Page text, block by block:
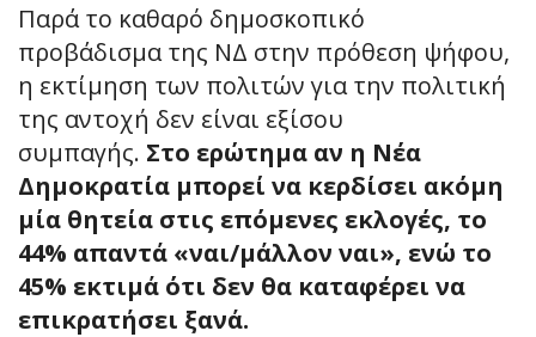
Παρά το καθαρό δημοσκοπικό
προβάδισμα της ΝΔ στην πρόθεση ψήφου,
η εκτίμηση των πολιτών για την πολιτική
της αντοχή δεν είναι εξίσου
συμπαγής. Στο ερώτημα αν η Νέα
Δημοκρατία μπορεί να κερδίσει ακόμη
μία θητεία στις επόμενες εκλογές, το
44% απαντά «ναι/μάλλον ναι», ενώ το
45% εκτιμά ότι δεν θα καταφέρει να
επικρατήσει ξανά.